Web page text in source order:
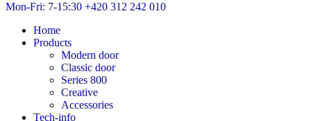
Mon-Fri: 7-15:30 +420 312 242 010
Home
Products
Modern door
Classic door
Series 800
Creative
Accessories
Tech-info